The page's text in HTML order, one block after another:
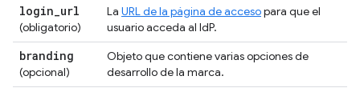
login_url
(obligatorio)
La URL de la página de accesopara que el
usuario acceda al IdP.
branding
(opcional)
Objeto que contiene varias opciones de
desarrollo de la marca.